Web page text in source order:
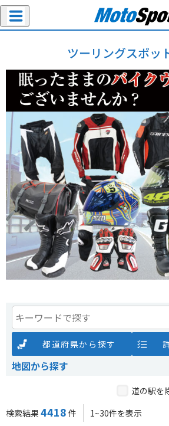
ツーリングスポッ
都道府県から探す
地図から探す
道の駅を
検索結果 4418 件 1~30件を表示